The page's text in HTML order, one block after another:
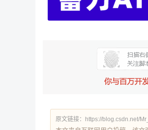
原文链接：https://blog.csdn.net/